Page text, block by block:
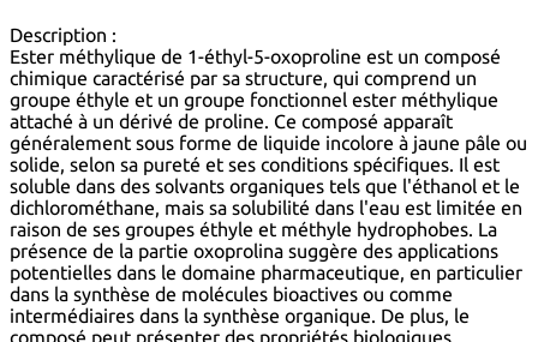
Description :
Ester méthylique de 1-éthyl-5-oxoproline est un composé
chimique caractérisé par sa structure, qui comprend un
groupe éthyle et un groupe fonctionnel ester méthylique
attaché à un dérivé de proline. Ce composé apparaît
généralement sous forme de liquide incolore à jaune pâle ou
solide, selon sa pureté et ses conditions spécifiques. Il est
soluble dans des solvants organiques tels que l'éthanol et le
dichlorométhane, mais sa solubilité dans l'eau est limitée en
raison de ses groupes éthyle et méthyle hydrophobes. La
présence de la partie oxoprolina suggère des applications
potentielles dans le domaine pharmaceutique, en particulier
dans la synthèse de molécules bioactives ou comme
intermédiaires dans la synthèse organique. De plus, le
composé peut présenter des propriétés biologiques